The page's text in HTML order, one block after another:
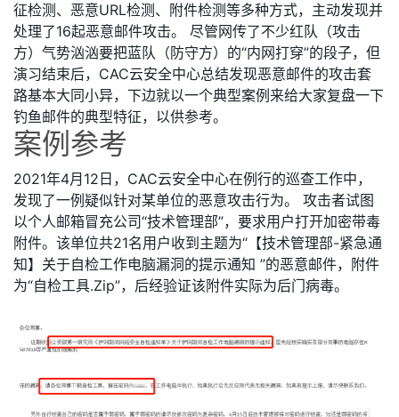
征检测、恶意URL检测、附件检测等多种方式，主动发现并
处理了16起恶意邮件攻击。 尽管网传了不少红队（攻击
方）气势汹汹要把蓝队（防守方）的“内网打穿”的段子，但
演习结束后，CAC云安全中心总结发现恶意邮件的攻击套
路基本大同小异，下边就以一个典型案例来给大家复盘一下
钓鱼邮件的典型特征，以供参考。
案例参考
2021年4月12日，CAC云安全中心在例行的巡查工作中，
发现了一例疑似针对某单位的恶意攻击行为。 攻击者试图
以个人邮箱冒充公司“技术管理部”，要求用户打开加密带毒
附件。该单位共21名用户收到主题为“【技术管理部-紧急通
知】关于自检工作电脑漏洞的提示通知 ”的恶意邮件，附件
为“自检工具.Zip”，后经验证该附件实际为后门病毒。